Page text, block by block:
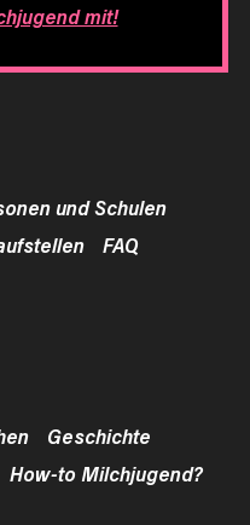
mit!
und Schulen
FAQ
Geschichte
How-to Milchjugend?